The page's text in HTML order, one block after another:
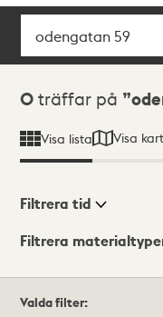
Sök
Sökresultat
0 träffar på
Visa lista Visa
Visningsläge
Filtrera tid
Filtrera
träffar
Valda filter: